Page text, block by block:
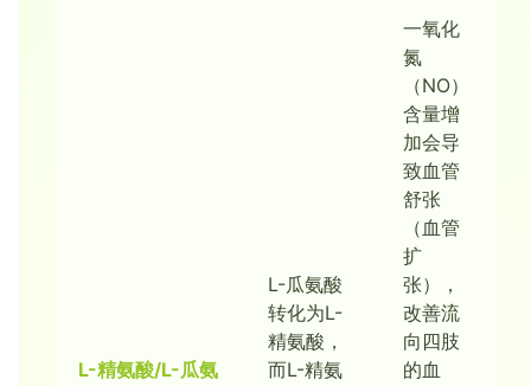
L-精氨酸/L-瓜氨
L-瓜氨酸
转化为L-
精氨酸，
而L-精氨
一氧化
氮
（NO）
含量增
加会导
致血管
舒张
（血管
扩
张），
改善流
向四肢
的血